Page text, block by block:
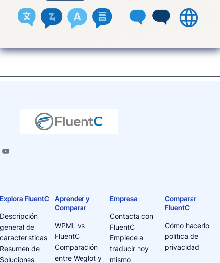
Explora FluentC
Descripción
general de
características
Resumen de
Soluciones
Aprender y
Comparar
WPML vs
FluentC
Comparación
entre Weglot y
Empresa
Contacta con
FluentC
Empiece a
traducir hoy
mismo
Comparar
FluentC
Cómo hacerlo
política de
privacidad